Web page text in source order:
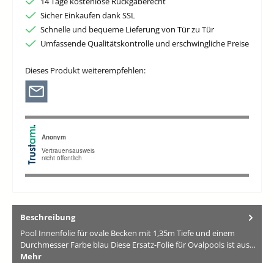
Sicher Einkaufen dank SSL
Schnelle und bequeme Lieferung von Tür zu Tür
Umfassende Qualitätskontrolle und erschwingliche Preise
Dieses Produkt weiterempfehlen:
Beschreibung
Pool Innenfolie für ovale Becken mit 1,35m Tiefe und einem
Durchmesser Farbe blau Diese Ersatz-Folie für Ovalpools ist aus…
Mehr